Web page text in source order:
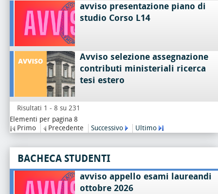
avviso presentazione piano di
studio Corso L14
Avviso selezione assegnazione
contributi ministeriali ricerca
tesi estero
Risultati 1 - 8 su 231
Elementi per pagina 8
Primo
Precedente Successivo Ultimo
BACHECA STUDENTI
avviso appello esami laureandi
ottobre 2026